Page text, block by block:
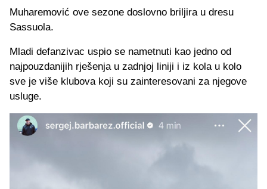
Muharemović ove sezone doslovno briljira u dresu
Sassuola.
Mladi defanzivac uspio se nametnuti kao jedno od
najpouzdanijih rješenja u zadnjoj liniji i iz kola u kolo
sve je više klubova koji su zainteresovani za njegove
usluge.